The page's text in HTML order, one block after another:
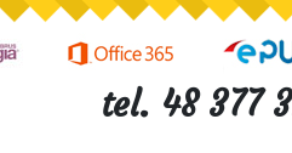
tel. 48